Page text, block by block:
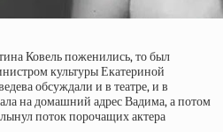
Ковель поженились, то был
культуры Екатериной
обсуждали и в театре, и в
на домашний адрес Вадима, а потом
поток порочащих актера